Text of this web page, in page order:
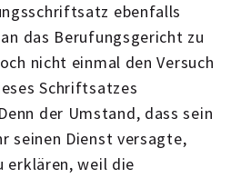
ebenfalls
das Berufungsgericht zu
nicht einmal den Versuch
Schriftsatzes
der Umstand, dass sein
seinen Dienst versagte,
erklären, weil die